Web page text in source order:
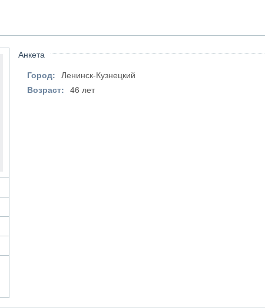
Анкета
Город: Ленинск-Кузнецкий
Возраст: 46 лет